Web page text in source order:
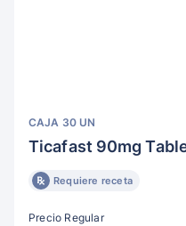
CAJA 30 UN
Ticafast 90mg
Requiere receta
Precio Regular